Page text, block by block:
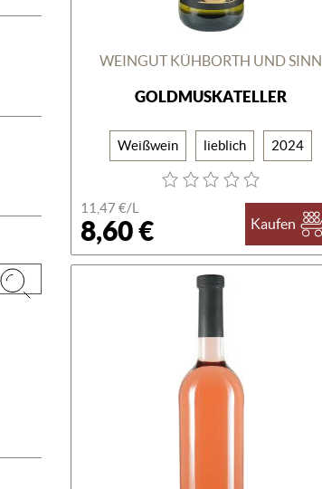
WEINGUT KÜHBORTH UND SINN
GOLDMUSKATELLER
Weißwein lieblich 2024
11,47 €/L
8,60 € Kaufen